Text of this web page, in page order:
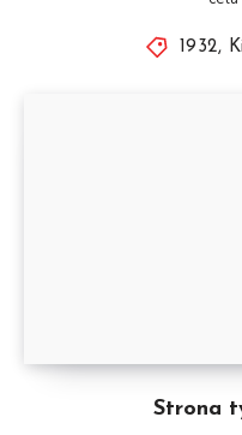
1932,
Strona